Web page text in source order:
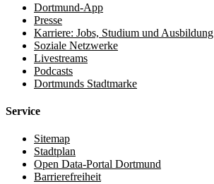
Dortmund-App
Presse
Karriere: Jobs, Studium und Ausbildung
Soziale Netzwerke
Livestreams
Podcasts
Dortmunds Stadtmarke
Service
Sitemap
Stadtplan
Open Data-Portal Dortmund
Barrierefreiheit